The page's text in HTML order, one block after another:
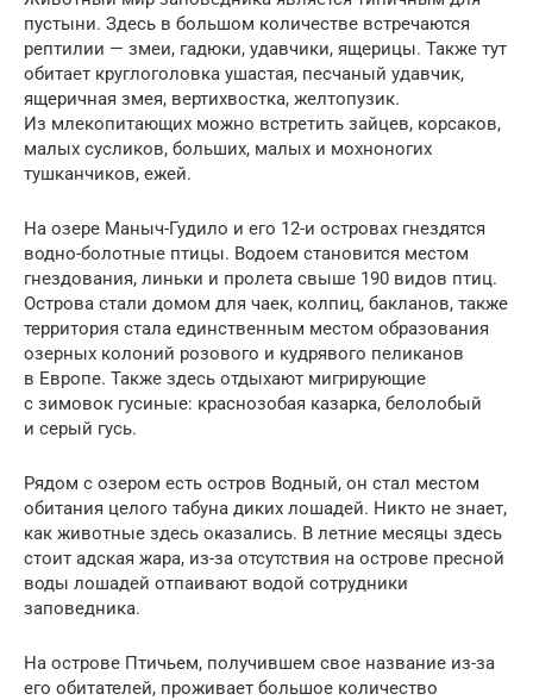
пустыни. Здесь в большом количестве встречаются
рептилии — змеи, гадюки, удавчики, ящерицы. Также тут
обитает круглоголовка ушастая, песчаный удавчик,
ящеричная змея, вертихвостка, желтопузик.
Из млекопитающих можно встретить зайцев, корсаков,
малых сусликов, больших, малых и мохноногих
тушканчиков, ежей.
На озере Маныч-Гудило и его 12-и островах гнездятся
водно-болотные птицы. Водоем становится местом
гнездования, линьки и пролета свыше 190 видов птиц.
Острова стали домом для чаек, колпиц, бакланов, также
территория стала единственным местом образования
озерных колоний розового и кудрявого пеликанов
в Европе. Также здесь отдыхают мигрирующие
с зимовок гусиные: краснозобая казарка, белолобый
и серый гусь.
Рядом с озером есть остров Водный, он стал местом
обитания целого табуна диких лошадей. Никто не знает,
как животные здесь оказались. В летние месяцы здесь
стоит адская жара, из-за отсутствия на острове пресной
воды лошадей отпаивают водой сотрудники
заповедника.
На острове Птичьем, получившем свое название из-за
его обитателей, проживает большое количество